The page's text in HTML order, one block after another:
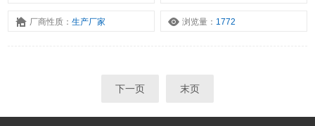
厂商性质：生产厂家 浏览量： 1772
下一页 末页